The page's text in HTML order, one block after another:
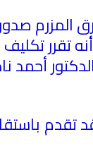
صدور
تكليف
أحمد
قد تقدم